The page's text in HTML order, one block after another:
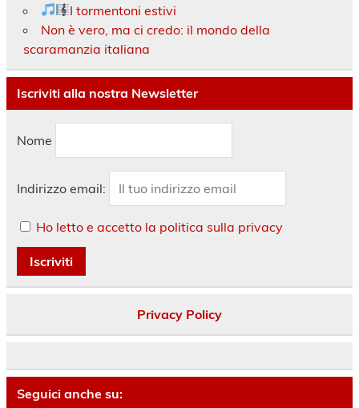
I tormentoni estivi
Non è vero, ma ci credo: il mondo della
scaramanzia italiana
Iscriviti alla nostra Newsletter
Nome
Indirizzo email:
Ho letto e accetto la politica sulla privacy
Privacy Policy
Seguici anche su: